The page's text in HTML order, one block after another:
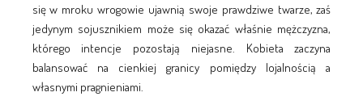
się w mroku wrogowie ujawnią swoje prawdziwe twarze, zaś
jedynym sojusznikiem może się okazać właśnie mężczyzna,
którego intencje pozostają niejasne. Kobieta zaczyna
balansować na cienkiej granicy pomiędzy lojalnością a
własnymi pragnieniami.